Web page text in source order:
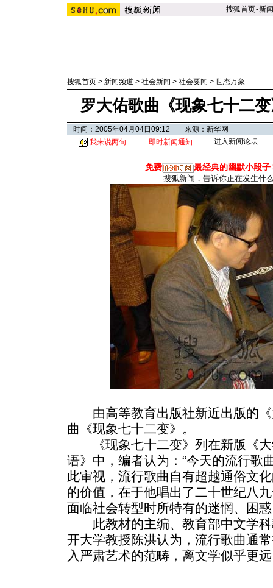
搜狐首页-新闻
搜狐首页 > 新闻频道 > 社会新闻 > 社会要闻 > 世态万象
罗大佑歌曲《现象七十二
时间：2005年04月04日09:12 来源：新华网
我来说两句
即时新闻通知 进入新闻论坛
免费 最经典的幽默小段子
搜狐新闻，告诉你正在发生什
由高等教育出版社新近出版的《
曲《现象七十二变》。
《现象七十二变》列在新版《大
语》中，编者认为：“今天的流行歌
此审视，流行歌曲自有超越通俗文
的价值，在于他唱出了二十世纪八
面临社会转型时所特有的迷惘、困
此教材的主编、教育部中文学科
开大学教授陈洪认为，流行歌曲通
入严肃艺术的范畴，离文学似乎更